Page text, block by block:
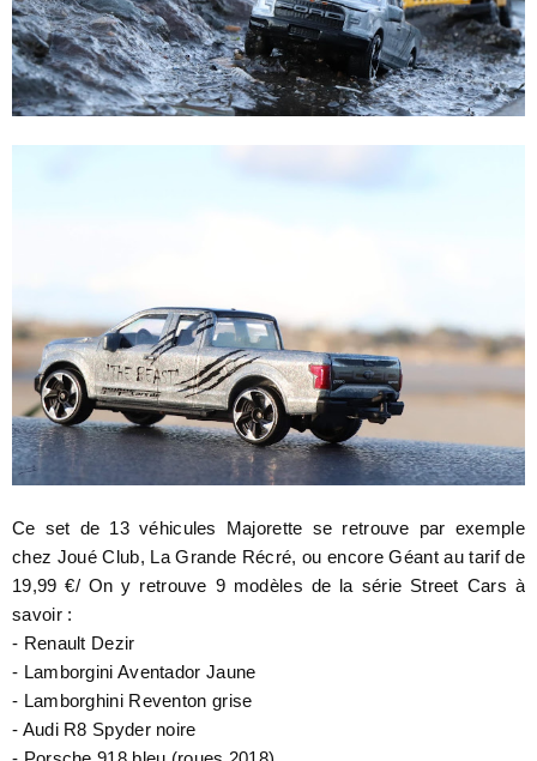
Ce set de 13 véhicules Majorette se retrouve par exemple
chez Joué Club, La Grande Récré, ou encore Géant au tarif de
19,99 €/ On y retrouve 9 modèles de la série Street Cars à
savoir :
- Renault Dezir
- Lamborgini Aventador Jaune
- Lamborghini Reventon grise
- Audi R8 Spyder noire